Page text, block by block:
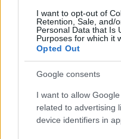
I want to opt-out of
Retention, Sale, and/
Personal Data that Is
Purposes for which it
Opted Out
Google consents
I want to allow
related to advertising
device identifiers in
Las 100 mujeres
la industria
Un vistazo a las mujeres
AUTOMOVIL